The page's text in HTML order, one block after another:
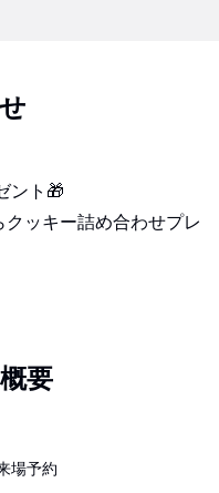
ント🎁
ッキー詰め合わせプレ
要
場予約